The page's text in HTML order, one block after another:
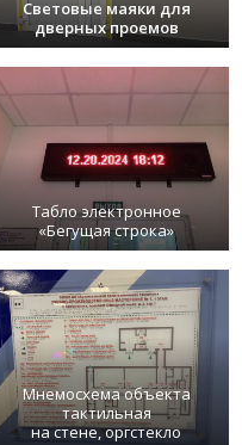
Световые маяки для
дверных проемов
Табло электронное
«Бегущая строка»
Мнемосхема объекта
тактильная
на стене, оргстекло